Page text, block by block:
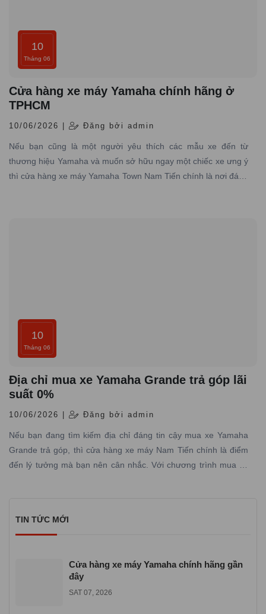
10
Tháng 06
Cửa hàng xe máy Yamaha chính hãng ở
TPHCM
10/06/2026 | Đăng bởi admin
Nếu bạn cũng là một người yêu thích các mẫu xe đến từ
thương hiệu Yamaha và muốn sở hữu ngay một chiếc xe ưng ý
thì cửa hàng xe máy Yamaha Town Nam Tiến chính là nơi đáng
10
Tháng 06
Địa chỉ mua xe Yamaha Grande trả góp lãi
suất 0%
10/06/2026 | Đăng bởi admin
Nếu bạn đang tìm kiếm địa chỉ đáng tin cậy mua xe Yamaha
Grande trả góp, thì cửa hàng xe máy Nam Tiến chính là điểm
đến lý tưởng mà bạn nên cân nhắc. Với chương trình mua xe
tiện ích.
TIN TỨC MỚI
Cửa hàng xe máy Yamaha chính hãng gần
đây
SAT 07, 2026